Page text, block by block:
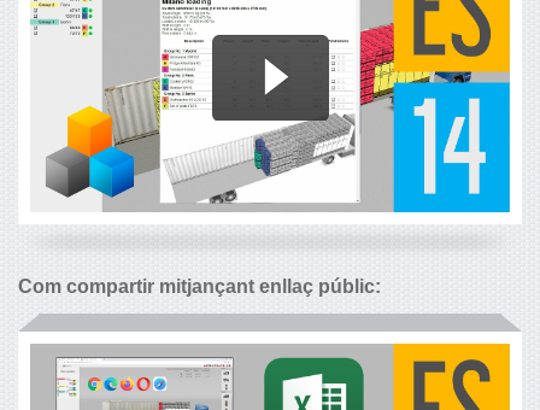
Com compartir mitjançant enllaç públic: